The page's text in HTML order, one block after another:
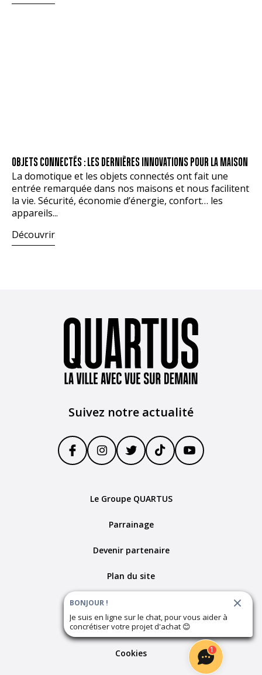
OBJETS CONNECTÉS : LES DERNIÈRES INNOVATIONS POUR LA MAISON
La domotique et les objets connectés ont fait une
entrée remarquée dans nos maisons et nous facilitent
la vie. Sécurité, économie d’énergie, confort… les
appareils...
Découvrir
Suivez notre actualité
Le Groupe QUARTUS
Parrainage
Devenir partenaire
Plan du site
Politique de confidentialité
Mentions Légales
Cookies 1
BONJOUR !
Je suis en ligne sur le chat, pour vous aider à
concrétiser votre projet d'achat 😊